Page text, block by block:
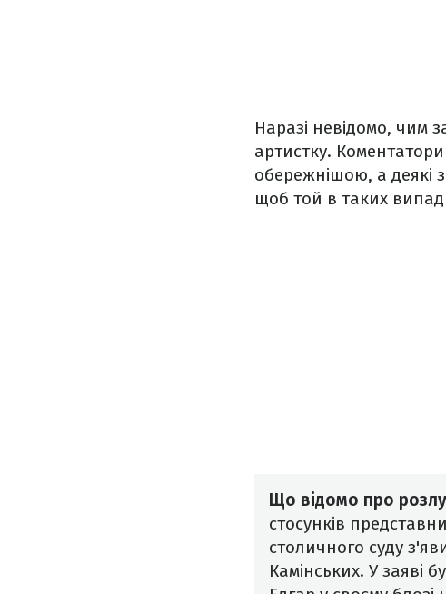
Наразі невідомо, чим
артистку.
обережнішою, а деякі
щоб той в таких
Що відомо про
стосунків
столичного суду
Камінських. У заяві